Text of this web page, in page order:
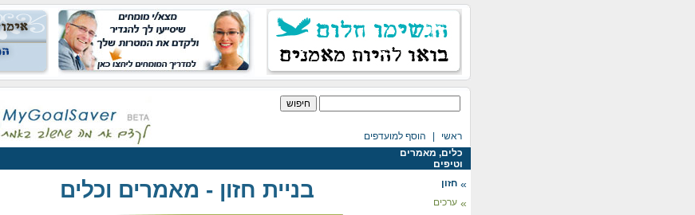
הוסף למועדפים
ראשי
כלים, מאמרים
וטיפים
בניית חזון - מאמרים וכלים חזון »
ערכים »